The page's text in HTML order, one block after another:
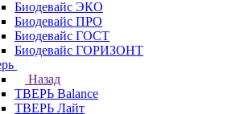
Биодевайс ЭКО
Биодевайс ПРО
Биодевайс ГОСТ
Биодевайс ГОРИЗОНТ
Назад
ТВЕРЬ Balance
ТВЕРЬ Лайт